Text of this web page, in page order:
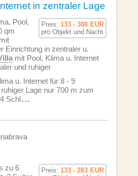
in zentraler Lage
Preis: 133 - 308 EUR
pro Objekt und Nacht
Pool,
qm
Einrichtung in zentraler u.
mit Pool, Klima u. Internet
und ruhiger
u. Internet für 8 - 9
Lage nur 700 m zum
Schl...
Preis: 133 - 283 EUR
zu 6